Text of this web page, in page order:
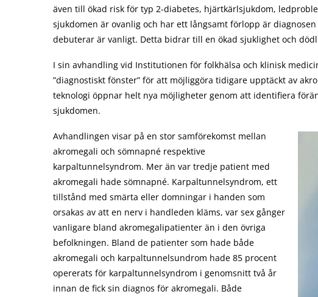
även till ökad risk för typ 2-diabetes, hjärtkärlsjukdom,
sjukdomen är ovanlig och har ett långsamt förlopp är
debuterar är vanligt. Detta bidrar till en ökad sjuklighet och
I sin avhandling vid Institutionen för folkhälsa och klinisk
”diagnostiskt fönster” för att möjliggöra tidigare upptäckt av
teknologi öppnar helt nya möjligheter genom att identifiera
sjukdomen.
Avhandlingen visar på en stor samförekomst mellan
akromegali och sömnapné respektive
karpaltunnelsyndrom. Mer än var tredje patient med
akromegali hade sömnapné. Karpaltunnelsyndrom, ett
tillstånd med smärta eller domningar i handen som
orsakas av att en nerv i handleden kläms, var sex gånger
vanligare bland akromegalipatienter än i den övriga
befolkningen. Bland de patienter som hade både
akromegali och karpaltunnelsundrom hade 85 procent
opererats för karpaltunnelsyndrom i genomsnitt två år
innan de fick sin diagnos för akromegali. Både